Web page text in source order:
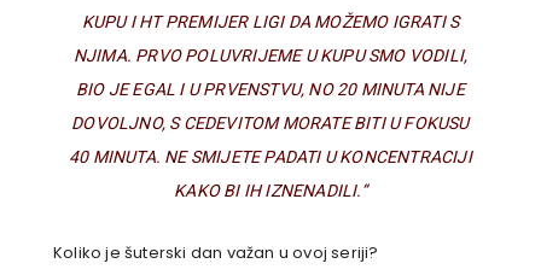
KUPU I HT PREMIJER LIGI DA MOŽEMO IGRATI S
NJIMA. PRVO POLUVRIJEME U KUPU SMO VODILI,
BIO JE EGAL I U PRVENSTVU, NO 20 MINUTA NIJE
DOVOLJNO, S CEDEVITOM MORATE BITI U FOKUSU
40 MINUTA. NE SMIJETE PADATI U KONCENTRACIJI
KAKO BI IH IZNENADILI.”
Koliko je šuterski dan važan u ovoj seriji?